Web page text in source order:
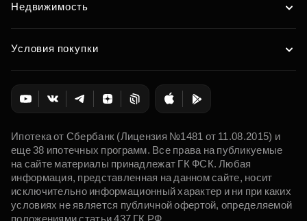
Недвижимость
Условия покупки
Ипотека от Сбербанк (Лицензия №1481 от 11.08.2015) и
еще 38 ипотечных программ. Все права на публикуемые
на сайте материалы принадлежат ГК ФСК. Любая
информация, представленная на данном сайте, носит
исключительно информационный характер и ни при каких
условиях не является публичной офертой, определяемой
положениями статьи 437 ГК РФ.